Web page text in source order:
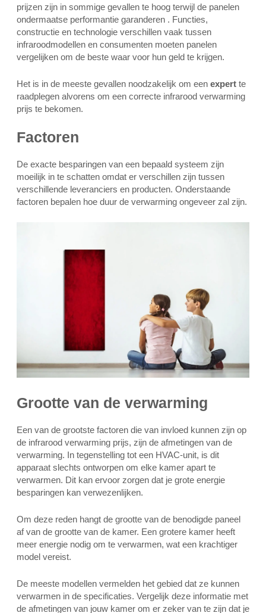
prijzen zijn in sommige gevallen te hoog terwijl de panelen
ondermaatse performantie garanderen . Functies,
constructie en technologie verschillen vaak tussen
infraroodmodellen en consumenten moeten panelen
vergelijken om de beste waar voor hun geld te krijgen.
Het is in de meeste gevallen noodzakelijk om een expert te
raadplegen alvorens om een correcte infrarood verwarming
prijs te bekomen.
Factoren
De exacte besparingen van een bepaald systeem zijn
moeilijk in te schatten omdat er verschillen zijn tussen
verschillende leveranciers en producten. Onderstaande
factoren bepalen hoe duur de verwarming ongeveer zal zijn.
Grootte van de verwarming
Een van de grootste factoren die van invloed kunnen zijn op
de infrarood verwarming prijs, zijn de afmetingen van de
verwarming. In tegenstelling tot een HVAC-unit, is dit
apparaat slechts ontworpen om elke kamer apart te
verwarmen. Dit kan ervoor zorgen dat je grote energie
besparingen kan verwezenlijken.
Om deze reden hangt de grootte van de benodigde paneel
af van de grootte van de kamer. Een grotere kamer heeft
meer energie nodig om te verwarmen, wat een krachtiger
model vereist.
De meeste modellen vermelden het gebied dat ze kunnen
verwarmen in de specificaties. Vergelijk deze informatie met
de afmetingen van jouw kamer om er zeker van te zijn dat je